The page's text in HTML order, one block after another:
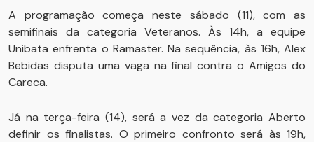
A programação começa neste sábado (11), com as
semifinais da categoria Veteranos. Às 14h, a equipe
Unibata enfrenta o Ramaster. Na sequência, às 16h, Alex
Bebidas disputa uma vaga na final contra o Amigos do
Careca.
Já na terça-feira (14), será a vez da categoria Aberto
definir os finalistas. O primeiro confronto será às 19h,